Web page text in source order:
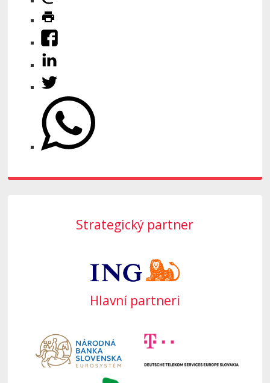
Strategický partner
Hlavní partneri